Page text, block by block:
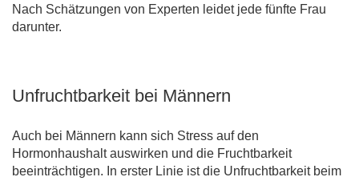
Nach Schätzungen von Experten leidet jede fünfte Frau
darunter.
Unfruchtbarkeit bei Männern
Auch bei Männern kann sich Stress auf den
Hormonhaushalt auswirken und die Fruchtbarkeit
beeinträchtigen. In erster Linie ist die Unfruchtbarkeit beim